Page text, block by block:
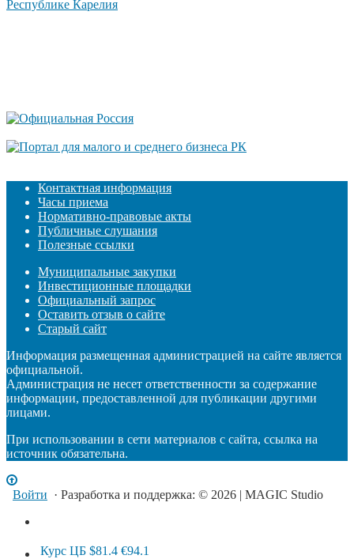
Контактная информация
Часы приема
Нормативно-правовые акты
Публичные слушания
Полезные ссылки
Муниципальные закупки
Инвестиционные площадки
Официальный запрос
Оставить отзыв о сайте
Старый сайт
Информация размещенная администрацией на сайте является
официальной.
Администрация не несет ответственности за содержание
информации, предоставленной для публикации другими
лицами.
При использовании в сети материалов с сайта, ссылка на
источник обязательна.
Войти · Разработка и поддержка: © 2026 | MAGIC Studio
Курс ЦБ $81.4 €94.1